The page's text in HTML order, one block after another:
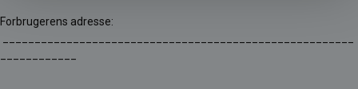
Forbrugerens adresse: